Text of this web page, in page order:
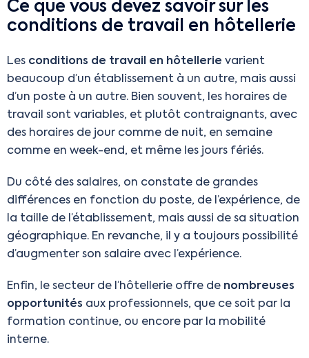
Ce que vous devez savoir sur les
conditions de travail en hôtellerie
Les conditions de travail en hôtellerie varient
beaucoup d’un établissement à un autre, mais aussi
d’un poste à un autre. Bien souvent, les horaires de
travail sont variables, et plutôt contraignants, avec
des horaires de jour comme de nuit, en semaine
comme en week-end, et même les jours fériés.
Du côté des salaires, on constate de grandes
différences en fonction du poste, de l’expérience, de
la taille de l’établissement, mais aussi de sa situation
géographique. En revanche, il y a toujours possibilité
d’augmenter son salaire avec l’expérience.
Enfin, le secteur de l’hôtellerie offre de nombreuses
opportunités aux professionnels, que ce soit par la
formation continue, ou encore par la mobilité
interne.